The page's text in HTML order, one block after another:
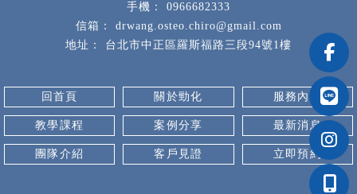
0966682333
drwang.osteo.chiro@gmail.com
台北市中正區羅斯福路三段94號1樓
回首頁 關於勁化 服務內容
教學課程 案例分享 最新消息
團隊介紹 客戶見證 立即預約